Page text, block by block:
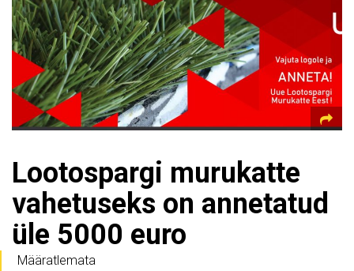
Lootospargi murukatte
vahetuseks on annetatud
üle 5000 euro
Määratlemata